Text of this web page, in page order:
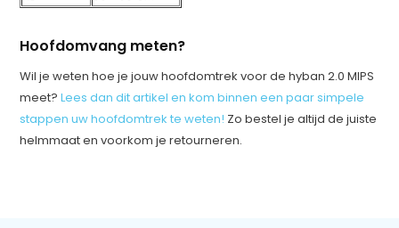
Hoofdomvang meten?
Wil je weten hoe je jouw hoofdomtrek voor de hyban 2.0 MIPS
meet?Lees dan dit artikel en kom binnen een paar simpele
stappen uw hoofdomtrek te weten! Zo bestel je altijd de juiste
helmmaat en voorkom je retourneren.